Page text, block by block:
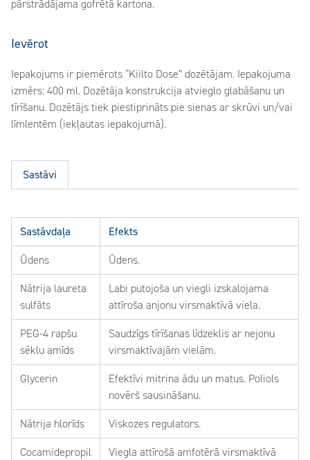
pārstrādājama gofrētā kartona.
Ievērot
Iepakojums ir piemērots “Kiilto Dose” dozētājam. Iepakojuma
izmērs: 400 ml. Dozētāja konstrukcija atvieglo glabāšanu un
tīrīšanu. Dozētājs tiek piestiprināts pie sienas ar skrūvi un/vai
līmlentēm (iekļautas iepakojumā).
Sastāvi
Sastāvdaļa Efekts
Ūdens Ūdens.
Nātrija laureta
sulfāts
Labi putojoša un viegli izskalojama
attīroša anjonu virsmaktīvā viela.
PEG-4 rapšu
sēklu amīds
Saudzīgs tīrīšanas līdzeklis ar nejonu
virsmaktīvajām vielām.
Glycerin
Efektīvi mitrina ādu un matus. Poliols
novērš sausināšanu.
Nātrija hlorīds Viskozes regulators.
Cocamidepropil
Viegla attīrošā amfotērā virsmaktīvā